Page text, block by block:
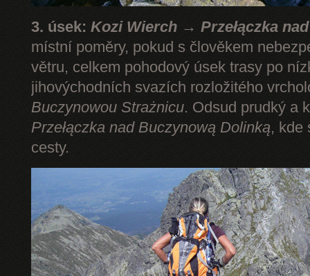
3. úsek: Kozi Wierch → Przełączka
místní poměry, pokud s člověkem
větru, celkem pohodový úsek trasy po
jihovýchodních svazích rozložitého
Buczynowou Strażnicu. Odsud prudký a
Przełączka nad Buczynową Dolinką, kde
cesty.